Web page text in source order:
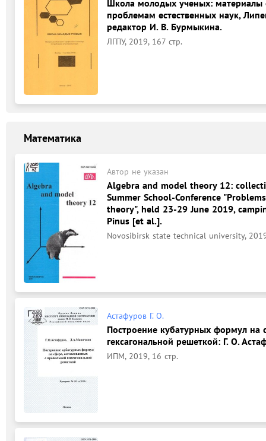
Школа молодых ученых: материалы
проблемам естественных наук,
редактор И. В. Бурмыкина.
ЛГПУ, 2019, 167 стр.
Математика
Автор не указан
Algebra and model theory 12:
Summer School-Conference
theory", held 23-29 June 2019,
Pinus [et al.].
Novosibirsk state technical university,
Астафуров Г. О.
Построение кубатурных формул на
гексагональной решеткой: Г. О.
ИПМ, 2019, 16 стр.